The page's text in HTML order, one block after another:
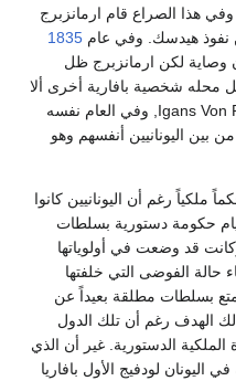
هذا الصراع قام ارمانزبرج
1835
وصاية لكن ارمانزبرج ظل
محله شخصية بافارية أخرى ألا
Igans Von Rudhardt, وفي العام نفسه
بين اليونانيين أنفسهم وهو
ملكياً رغم أن اليونانيين كانوا
حكومة دستورية بسلطات
قد وضعت في أولوياتها
حالة الفوضى التي خلفتها
بسلطات مطلقة بعيداً عن
الهدف رغم أن تلك الدول
الدستورية. غير أن الذي
لودفيج الأول بافاريا